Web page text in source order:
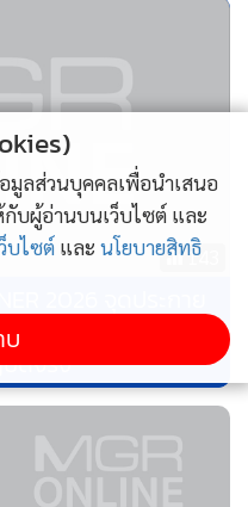
143
2026 จุดประกาย
ค่ำคืนแห่งมิตรภาพ
ติจริง
มูลส่วนบุคคลเพื่อนำเสนอ
บผู้อ่านบนเว็บไซต์ และ
บไซต์ และ นโยบายสิทธิ
บ